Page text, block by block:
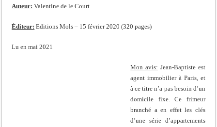
Auteur: Valentine de le Court
Éditeur: Editions Mols – 15 février 2020 (320 pages)
Lu en mai 2021
Mon avis: Jean-Baptiste est
agent immobilier à Paris, et
à ce titre n’a pas besoin d’un
domicile fixe. Ce frimeur
branché a en effet les clés
d’une série d’appartements